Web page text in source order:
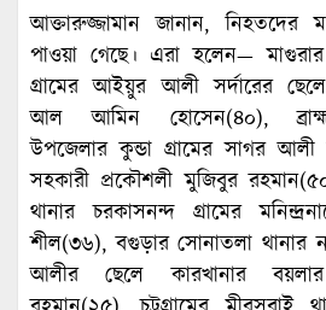
আক্তারুজ্জামান জানান, নিহতদের
পাওয়া গেছে। এরা হলেন—
গ্রামের আইয়ুর আলী সর্দারের ছেলে
আল আমিন হোসেন(৪০),
উপজেলার কুন্ডা গ্রামের সাগর আলী
সহকারী প্রকৌশলী মুজিবুর
থানার চরকাসনন্দ গ্রামের
শীল(৩৬), বগুড়ার সোনাতলা থানার
আলীর ছেলে কারখানার